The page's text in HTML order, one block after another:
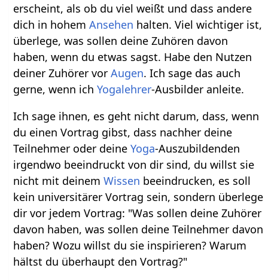
erscheint, als ob du viel weißt und dass andere
dich in hohemAnsehen halten. Viel wichtiger ist,
überlege, was sollen deine Zuhören davon
haben, wenn du etwas sagst. Habe den Nutzen
deiner Zuhörer vorAugen. Ich sage das auch
gerne, wenn ichYogalehrer-Ausbilder anleite.
Ich sage ihnen, es geht nicht darum, dass, wenn
du einen Vortrag gibst, dass nachher deine
Teilnehmer oder deineYoga-Auszubildenden
irgendwo beeindruckt von dir sind, du willst sie
nicht mit deinemWissen beeindrucken, es soll
kein universitärer Vortrag sein, sondern überlege
dir vor jedem Vortrag: "Was sollen deine Zuhörer
davon haben, was sollen deine Teilnehmer davon
haben? Wozu willst du sie inspirieren? Warum
hältst du überhaupt den Vortrag?"